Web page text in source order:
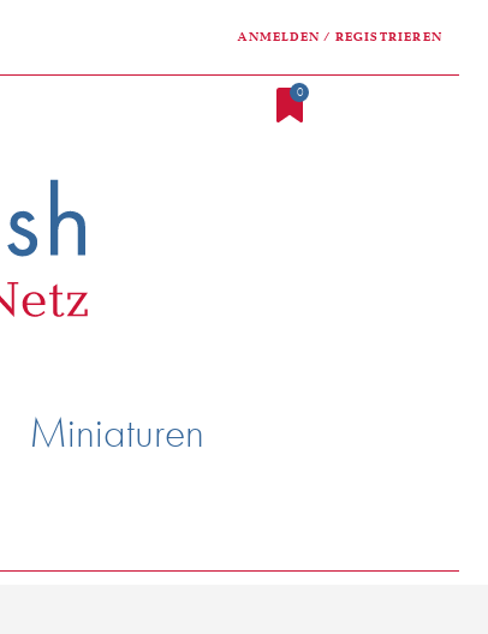
ANMELDEN / REGISTRIEREN
0
Miniaturen